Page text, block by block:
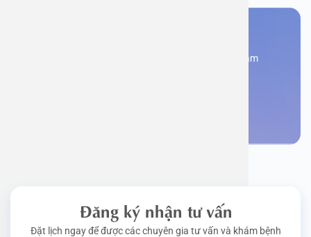
Đăng kí ngay để được các chuyên gia tư vấn và khám
Đăng ký nhận tư vấn
Đặt lịch ngay để được các chuyên gia tư vấn và khám bệnh